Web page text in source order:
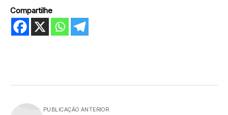
Compartilhe
PUBLICAÇÃO ANTERIOR